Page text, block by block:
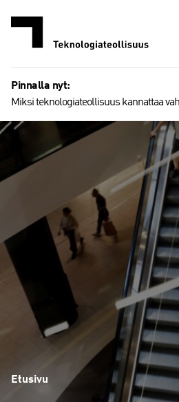
Pinnalla nyt:
Miksi teknologiateollisuus kannattaa
Etusivu